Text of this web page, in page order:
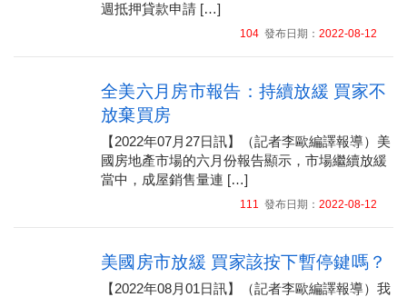
週抵押貸款申請 […]
104發布日期： 2022-08-12
全美六月房市報告：持續放緩 買家不
放棄買房
【2022年07月27日訊】（記者李歐編譯報導）美
國房地產市場的六月份報告顯示，市場繼續放緩
當中，成屋銷售量連 […]
111 發布日期： 2022-08-12
美國房市放緩 買家該按下暫停鍵嗎？
【2022年08月01日訊】（記者李歐編譯報導）我